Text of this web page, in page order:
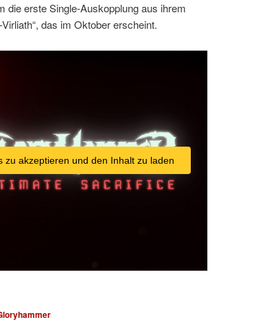
die erste Single-Auskopplung aus ihrem
das im Oktober erscheint.
zu akzeptieren und den Inhalt zu laden